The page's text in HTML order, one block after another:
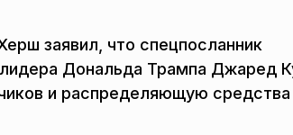
заявил, что спецпосланник
Дональда Трампа Джаред
и распределяющую